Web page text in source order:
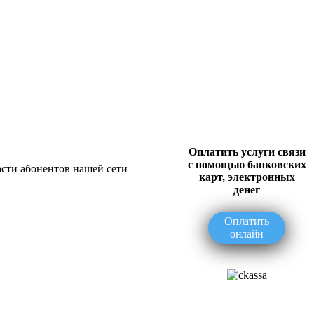
абонентов нашей сети
Оплатить услуги связи
с помощью банковских
карт, электронных
денег
Оплатить
онлайн